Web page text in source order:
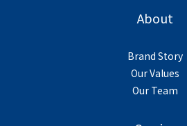
About
Brand Story
Our Values
Our Team